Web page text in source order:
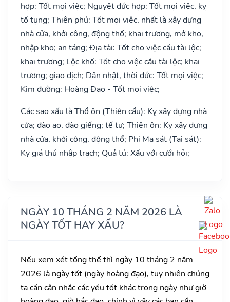
hợp: Tốt mọi việc; Nguyệt đức hợp: Tốt mọi việc, kỵ
tố tụng; Thiên phú: Tốt mọi việc, nhất là xây dựng
nhà cửa, khởi công, động thổ; khai trương, mở kho,
nhập kho; an táng; Địa tài: Tốt cho việc cầu tài lộc;
khai trương; Lộc khố: Tốt cho việc cầu tài lộc; khai
trương; giao dịch; Dân nhật, thời đức: Tốt mọi việc;
Kim đường: Hoàng Đạo - Tốt mọi việc;
Các sao xấu là Thổ ôn (Thiên cẩu): Kỵ xây dựng nhà
cửa; đào ao, đào giếng; tế tự; Thiên ôn: Kỵ xây dựng
nhà cửa, khởi công, động thổ; Phi Ma sát (Tai sát):
Kỵ giá thú nhập trạch; Quả tú: Xấu với cưới hỏi;
NGÀY 10 THÁNG 2 NĂM 2026 LÀ
NGÀY TỐT HAY XẤU?
Nếu xem xét tổng thể thì ngày 10 tháng 2 năm
2026 là ngày tốt (ngày hoàng đạo), tuy nhiên chúng
ta cần cân nhắc các yếu tốt khác trong ngày như giờ